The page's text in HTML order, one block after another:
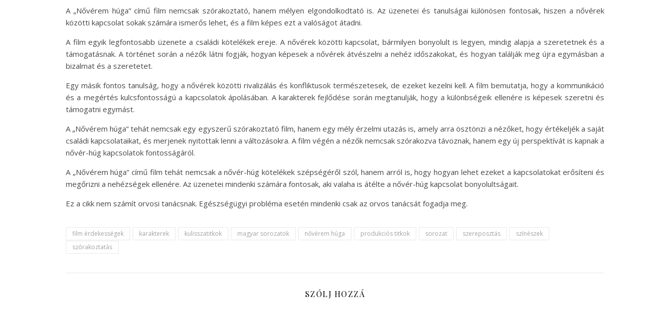
A „Nővérem húga” című film nemcsak szórakoztató, hanem mélyen elgondolkodtató is. Az üzenetei és tanulságai különösen fontosak, hiszen a nővérek
közötti kapcsolat sokak számára ismerős lehet, és a film képes ezt a valóságot átadni.
A film egyik legfontosabb üzenete a családi kötelékek ereje. A nővérek közötti kapcsolat, bármilyen bonyolult is legyen, mindig alapja a szeretetnek és a
támogatásnak. A történet során a nézők látni fogják, hogyan képesek a nővérek átvészelni a nehéz időszakokat, és hogyan találják meg újra egymásban a
bizalmat és a szeretetet.
Egy másik fontos tanulság, hogy a nővérek közötti rivalizálás és konfliktusok természetesek, de ezeket kezelni kell. A film bemutatja, hogy a kommunikáció
és a megértés kulcsfontosságú a kapcsolatok ápolásában. A karakterek fejlődése során megtanulják, hogy a különbségeik ellenére is képesek szeretni és
támogatni egymást.
A „Nővérem húga” tehát nemcsak egy egyszerű szórakoztató film, hanem egy mély érzelmi utazás is, amely arra ösztönzi a nézőket, hogy értékeljék a saját
családi kapcsolataikat, és merjenek nyitottak lenni a változásokra. A film végén a nézők nemcsak szórakozva távoznak, hanem egy új perspektívát is kapnak a
nővér-húg kapcsolatok fontosságáról.
A „Nővérem húga” című film tehát nemcsak a nővér-húg kötelékek szépségéről szól, hanem arról is, hogy hogyan lehet ezeket a kapcsolatokat erősíteni és
megőrizni a nehézségek ellenére. Az üzenetei mindenki számára fontosak, aki valaha is átélte a nővér-húg kapcsolat bonyolultságait.
Ez a cikk nem számít orvosi tanácsnak. Egészségügyi probléma esetén mindenki csak az orvos tanácsát fogadja meg.
film érdekességek karakterek kulisszatitkok magyar sorozatok nővérem húga produkciós titkok sorozat szereposztás
színészek
szórakoztatás
SZÓLJ HOZZÁ